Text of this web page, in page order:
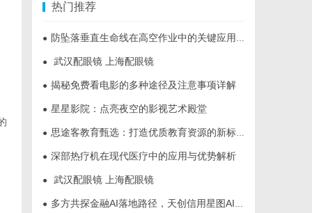
热门推荐
● 防坠落垂直生命线在高空作业中的关键应用与安全保障
● 武汉配眼镜 上海配眼镜
● 揭秘免费看电影的多种途径及注意事项详解
● 星星影院：点亮夜空的影视艺术殿堂
● 思途客教育甄选：打造优质教育资源的新标杆
● 深部热疗机在现代医疗中的应用与优势解析
● 武汉配眼镜 上海配眼镜
● 多方共探金融AI落地路径，天创信用星图AI助力产业金融智能升级